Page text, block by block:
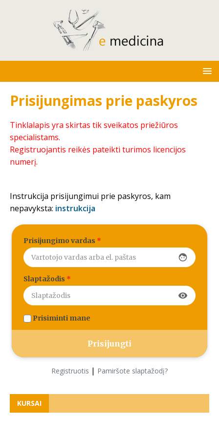
Prisijungimas prie paskyros
Tinklalapis yra skirtas tik sveikatos priežiūros
specialistams.
Registruojantis reikės pateikti turimos licencijos
numerį.
Instrukcija prisijungimui prie paskyros, kam
nepavyksta: instrukcija
Prisijungimo vardas *
face
Slaptažodis *
visibility
Prisiminti mane
Registruotis | Pamiršote slaptažodį?
KURSAI